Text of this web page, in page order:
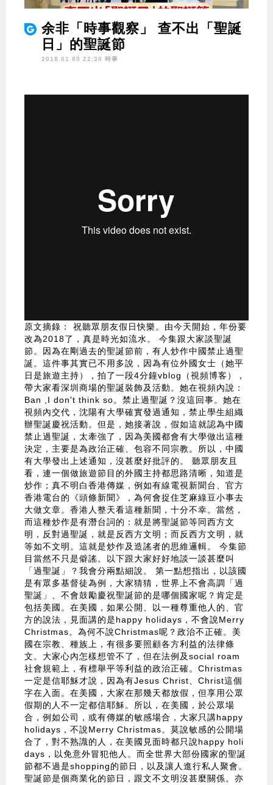
余非「時事觀察」 查不出「聖誕
日」的聖誕節
2018.01.05 22:30 時事
原文摘錄： 祝聽眾朋友假日快樂。由今天開始，年份要
改為2018了，真是時光如流水。 今集跟大家談聖誕
節。因為在剛過去的聖誕節前，有人炒作中國禁止過聖
誕。這件事其實已不用多說，因為有位外國女士（她平
日是旅遊主持），拍了一段4分鐘vblog（視頻博客），
帶大家看深圳商場的聖誕裝飾及活動。她在視頻內說：
Ban ,I don't think so。禁止過聖誕？沒這回事。她在
視頻內交代，沈陽有大學確實發過通知，禁止學生組織
辦聖誕慶祝活動。但是，她接著說，假如這就認為中國
禁止過聖誕，太牽強了，因為美國都會有大學做出這種
決定，主要是為政治正確、包容不同宗教。所以，中國
有大學發出上述通知，沒甚麼好批評的。 聽眾朋友且
看，連一個做旅遊節目的外國主持都思路清晰，知道是
炒作；真不明白香港傳媒，例如有線電視新聞台、官方
香港電台的《頭條新聞》，為何會捉住芝麻綠豆小事去
大做文章。香港人整天看這種新聞，十分不幸。當然，
而這種炒作是有潛台詞的：就是將聖誕節等同西方文
明，反對過聖誕，就是反西方文明；而反西方文明，就
等如不文明。這就是炒作及造謠者的思維邏輯。 今集節
目當然不只是僻謠。以下跟大家好好地談一談甚麼叫
「過聖誕」？我會分兩點細說。 第一點想指出，以該國
是有眾多基督徒為例，大家猜猜，世界上不會高調「過
聖誕」、不會鼓勵慶祝聖誕節的是哪個國家呢？肯定是
包括美國。在美國，如果公開、以一種尊重他人的、官
方的說法，見面講的是happy holidays，不會說Merry
Christmas。為何不說Christmas呢？政治不正確。美
國在宗教、種族上，有很多要照顧各方利益的法律條
文。大家心內怎樣想管不了，但在法例及social roam
社會規範上，有標舉平等利益的政治正確。Christmas
一定是信耶穌才說，因為有Jesus Christ、Christ這個
字在入面。在美國，大家在那幾天都放假，但享用公眾
假期的人不一定都信耶穌。所以，在美國，於公眾場
合，例如公司，或有傳媒的敏感場合，大家只講happy
holidays，不說Merry Christmas。莫說敏感的公開場
合了，對不熟識的人，在美國見面時都只說happy holi
days，以免意外冒犯他人。而全世界大部份國家的聖誕
節都不過是shopping的節日，以及讓人進行私人聚會。
聖誕節是個商業化的節日，跟文不文明沒甚麼關係。亦